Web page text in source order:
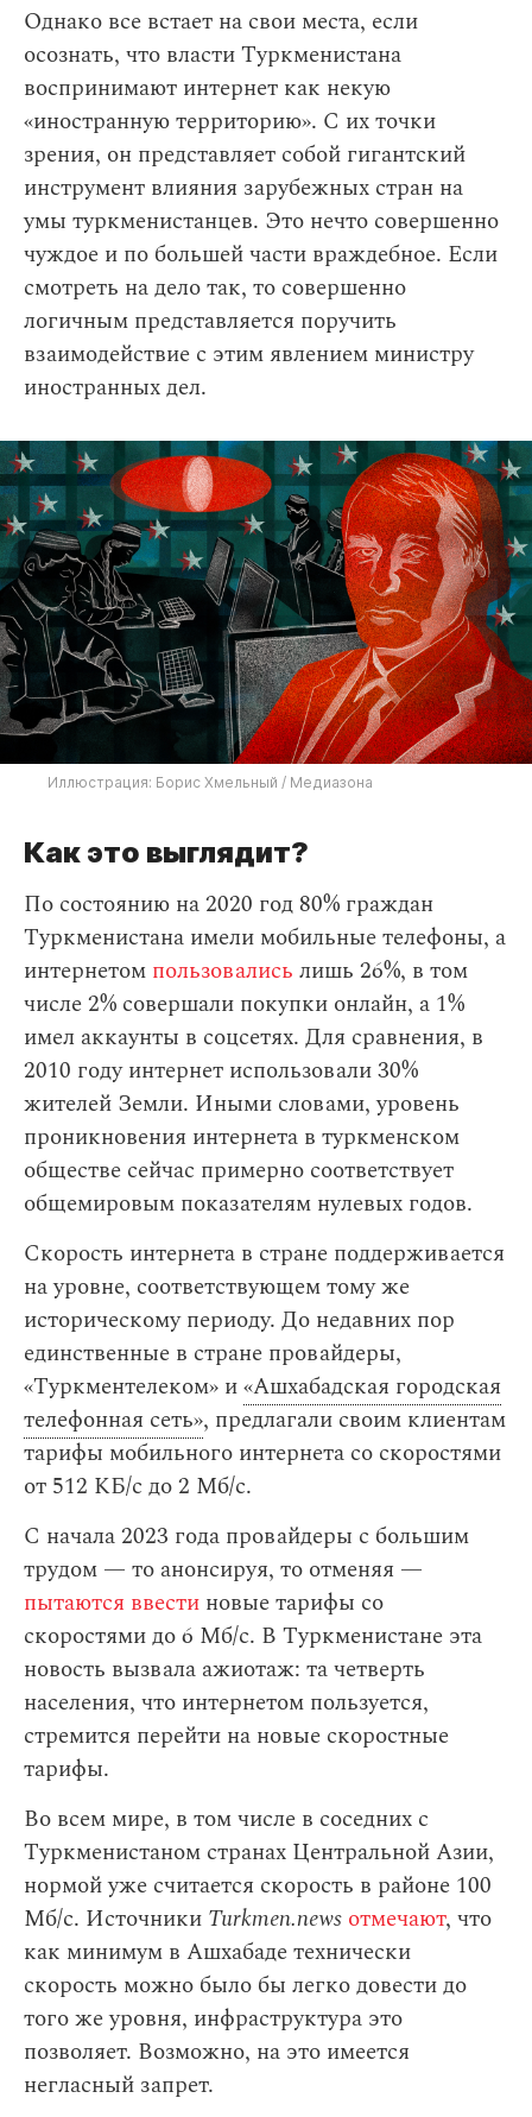
Однако все встает на свои места, если
осознать, что власти Туркменистана
воспринимают интернет как некую
«иностранную территорию». С их точки
зрения, он представляет собой гигантский
инструмент влияния зарубежных стран на
умы туркменистанцев. Это нечто совершенно
чуждое и по большей части враждебное. Если
смотреть на дело так, то совершенно
логичным представляется поручить
взаимодействие с этим явлением министру
иностранных дел.
Иллюстрация: Борис Хмельный / Медиазона
Как это выглядит?
По состоянию на 2020 год 80% граждан
Туркменистана имели мобильные телефоны, а
интернетом пользовались лишь 26%, в том
числе 2% совершали покупки онлайн, а 1%
имел аккаунты в соцсетях. Для сравнения, в
2010 году интернет использовали 30%
жителей Земли. Иными словами, уровень
проникновения интернета в туркменском
обществе сейчас примерно соответствует
общемировым показателям нулевых годов.
Скорость интернета в стране поддерживается
на уровне, соответствующем тому же
историческому периоду. До недавних пор
единственные в стране провайдеры,
«Туркментелеком» и«Ашхабадская городская
телефонная сеть», предлагали своим клиентам
тарифы мобильного интернета со скоростями
от 512 КБ/с до 2 Мб/с.
С начала 2023 года провайдеры с большим
трудом — то анонсируя, то отменяя —
пытаются ввести новые тарифы со
скоростями до 6 Мб/с. В Туркменистане эта
новость вызвала ажиотаж: та четверть
населения, что интернетом пользуется,
стремится перейти на новые скоростные
тарифы.
Во всем мире, в том числе в соседних с
Туркменистаном странах Центральной Азии,
нормой уже считается скорость в районе 100
Мб/с. Источники Turkmen.news отмечают, что
как минимум в Ашхабаде технически
скорость можно было бы легко довести до
того же уровня, инфраструктура это
позволяет. Возможно, на это имеется
негласный запрет.